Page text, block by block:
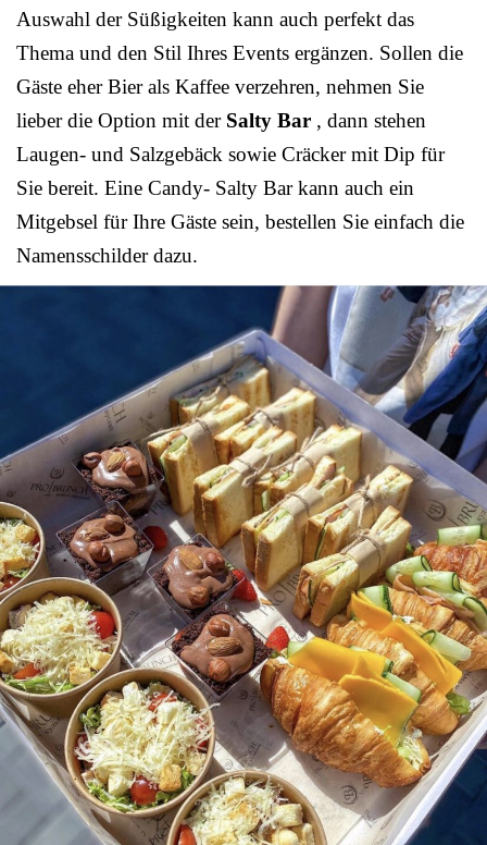
Auswahl der Süßigkeiten kann auch perfekt das
Thema und den Stil Ihres Events ergänzen. Sollen die
Gäste eher Bier als Kaffee verzehren, nehmen Sie
lieber die Option mit derSalty Bar , dann stehen
Laugen- und Salzgebäck sowie Cräcker mit Dip für
Sie bereit. Eine Candy- Salty Bar kann auch ein
Mitgebsel für Ihre Gäste sein, bestellen Sie einfach die
Namensschilder dazu.